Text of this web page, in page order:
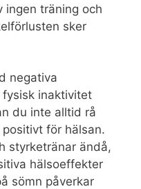
ingen träning och
sker
negativa
inaktivitet
du inte alltid rå
för hälsan.
styrketränar ändå,
hälsoeffekter
sömn påverkar